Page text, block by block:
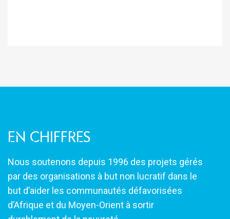
En chiffres
Nous soutenons depuis 1996 des projets gérés
par des organisations à but non lucratif dans le
but d’aider les communautés défavorisées
d’Afrique et du Moyen-Orient à sortir